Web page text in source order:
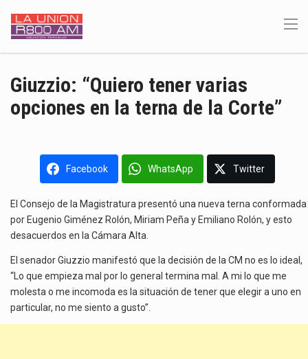
Giuzzio: “Quiero tener varias
opciones en la terna de la Corte”
Facebook WhatsApp Twitter
El Consejo de la Magistratura presentó una nueva terna conformada
por Eugenio Giménez Rolón, Miriam Peña y Emiliano Rolón, y esto
desacuerdos en la Cámara Alta.
El senador Giuzzio manifestó que la decisión de la CM no es lo ideal,
“Lo que empieza mal por lo general termina mal. A mi lo que me
molesta o me incomoda es la situación de tener que elegir a uno en
particular, no me siento a gusto”.